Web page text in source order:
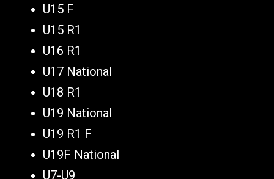
U15 F
U15 R1
U16 R1
U17 National
U18 R1
U19 National
U19 R1 F
U19F National
U7-U9